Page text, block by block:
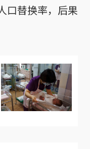
口替换率，后果